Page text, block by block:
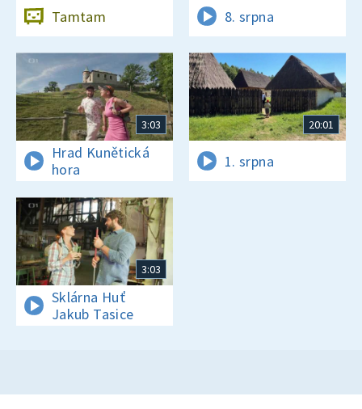
Tamtam 8. srpna
3:03
Hrad Kunětická
hora
20:01
1. srpna
3:03
Sklárna Huť
Jakub Tasice